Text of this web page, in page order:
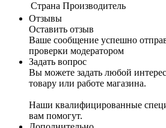
Страна Производитель
Отзывы
Оставить отзыв
Ваше сообщение успешно
проверки модератором
Задать вопрос
Вы можете задать любой
товару или работе магазина.
Наши квалифицированные
вам помогут.